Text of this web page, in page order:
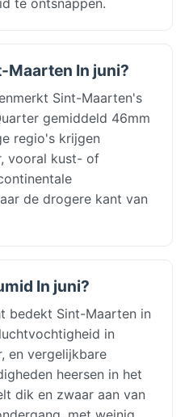
Maarten In juni?
Sint-Maarten's
gemiddeld 46mm
regio's krijgen
vooral kust- of
de drogere kant van
In juni?
bedekt Sint-Maarten in
in
en vergelijkbare
heersen in het
dik en zwaar aan van